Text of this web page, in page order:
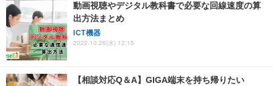
動画視聴やデジタル教科書で必要な回線速度の算
出方法まとめ
ICT機器
2022.10.26(水) 12:15
【相談対応Q＆A】GIGA端末を持ち帰りたい